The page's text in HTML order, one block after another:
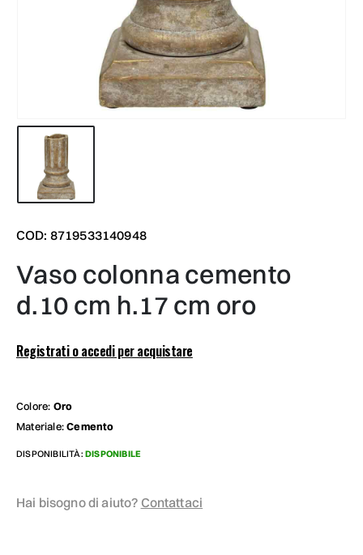
COD: 8719533140948
vaso colonna cemento
d.10 cm h.17 cm oro
Registrati o accedi per acquistare
Colore: Oro
Materiale:Cemento
DISPONIBILITÀ: DISPONIBILE
Hai bisogno di aiuto? Contattaci